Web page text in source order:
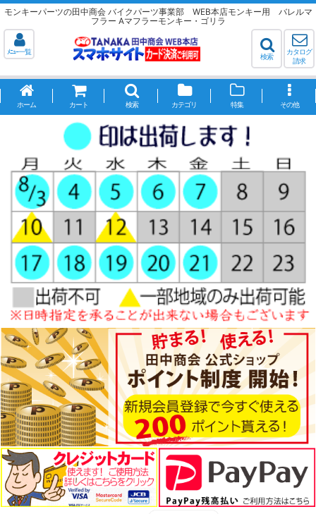
モンキーパーツの田中商会 バイクパーツ事業部 WEB本店モンキー用 バレルマ
フラー Aマフラーモンキー・ゴリラ
ﾒﾆｭｰ一覧
検索
カタログ
請求
ホーム カート 検索 カテゴリ 特集 その他